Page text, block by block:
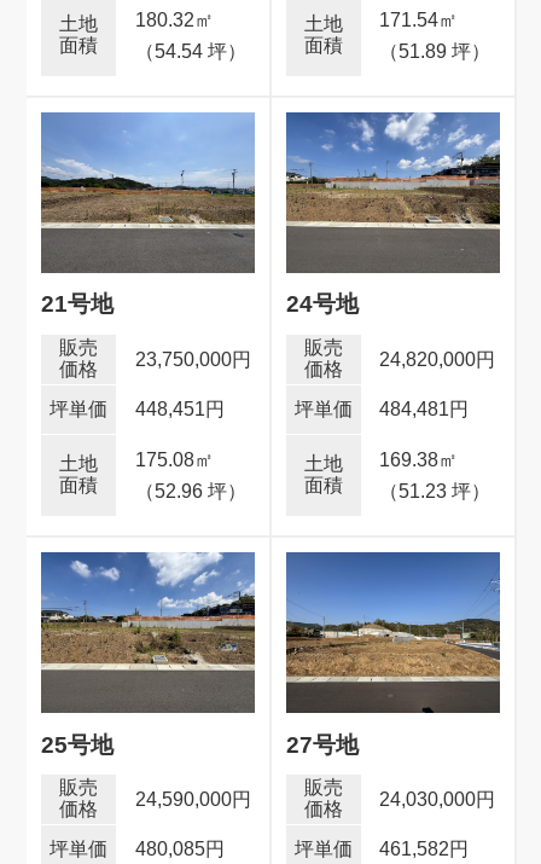
180.32㎡
（54.54 坪）
171.54㎡
（51.89 坪）
21号地
23,750,000円
448,451円
175.08㎡
（52.96 坪）
24号地
24,820,000円
484,481円
169.38㎡
（51.23 坪）
25号地
24,590,000円
480,085円
27号地
24,030,000円
461,582円